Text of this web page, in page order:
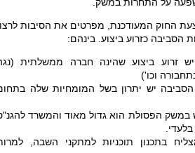
החוק המעודכנת, מפרטים את הסיבות
כזרוע ביצוע. בינהם:
זרוע ביצוע שהינה חברה ממשלתית
וכו')
הסביבה יש יתרון בשל המומחיות שלה
במשק הפסולת הוא גדול מאוד והמשרד
בתכנון תוכניות למתקני השבה,